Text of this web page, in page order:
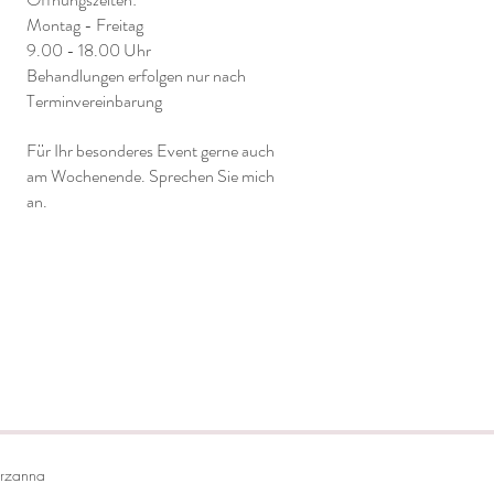
Montag - Freitag
9.00 - 18.00 Uhr
Behandlungen erfolgen nur nach
Terminvereinbarung
Für Ihr besonderes Event gerne auch
am Wochenende. Sprechen Sie mich
an.